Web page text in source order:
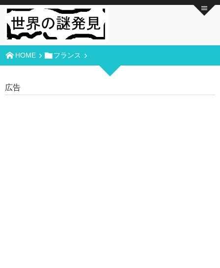
HOME フランス
広告